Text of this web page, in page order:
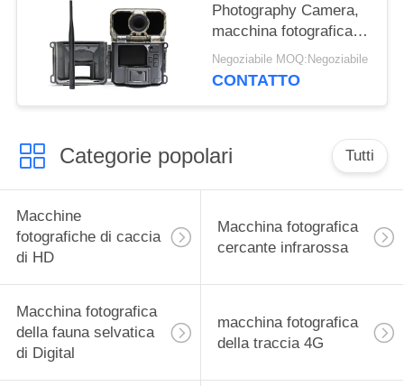
Photography Camera,
macchina fotografica
all'aperto della fauna
selvatica di IR LED di
Negoziabile MOQ:Negoziabile
CONTATTO
Categorie popolari Tutti
Macchine
fotografiche di caccia
di HD
Macchina fotografica
cercante infrarossa
Macchina fotografica
della fauna selvatica
di Digital
macchina fotografica
della traccia 4G